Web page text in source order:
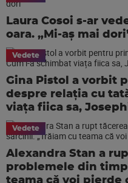
Laura Cosoi s-ar
oara. „Mi-aș mai
Vedete
Gina Pistol a vorbit
despre relația cu
viața fiica sa,
Vedete
Alexandra Stan a
problemele din
teama că voi pierde